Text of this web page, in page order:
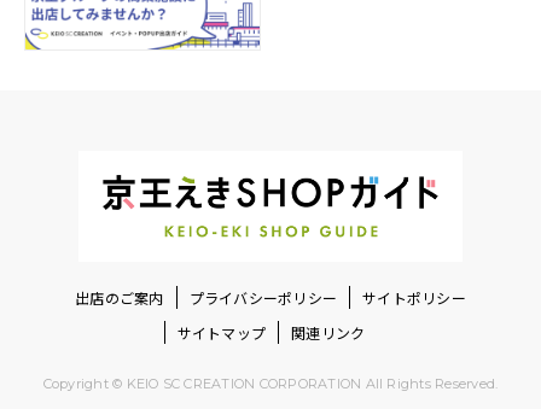
出店のご案内 プライバシーポリシー
サイトポリシー
サイトマップ
関連リンク
Copyright © KEIO SC CREATION CORPORATION All Rights Reserved.